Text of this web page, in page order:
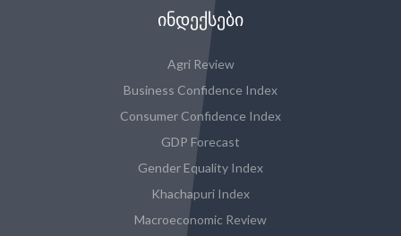
ᲘᲜᲓᲔᲥᲡᲔᲑᲘ
Agri Review
Business Confidence Index
Consumer Confidence Index
GDP Forecast
Gender Equality Index
Khachapuri Index
Macroeconomic Review